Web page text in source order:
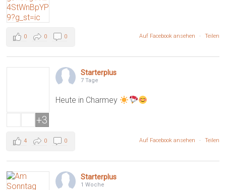
Auf Facebook ansehen · Teilen
0 0 0
Starterplus
7 Tage
Heute in Charmey
+3
Auf Facebook ansehen · Teilen
4 0 0
Starterplus
1 Woche